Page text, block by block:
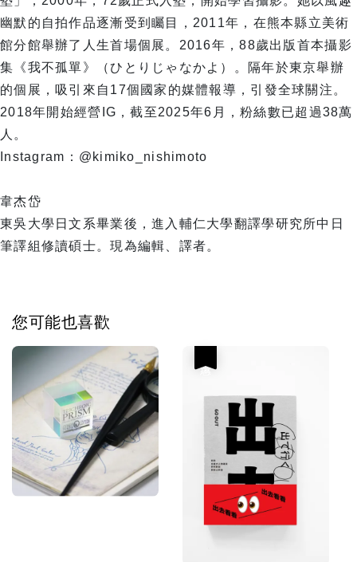
幽默的自拍作品逐漸受到矚目，2011年，在熊本縣立美術
館分館舉辦了人生首場個展。2016年，88歲出版首本攝影
集《我不孤單》（ひとりじゃなかよ）。隔年於東京舉辦
的個展，吸引來自17個國家的媒體報導，引發全球關注。
2018年開始經營IG，截至2025年6月，粉絲數已超過38萬
人。
Instagram：@kimiko_nishimoto
韋杰岱
東吳大學日文系畢業後，進入輔仁大學翻譯學研究所中日
筆譯組修讀碩士。現為編輯、譯者。
您可能也喜歡